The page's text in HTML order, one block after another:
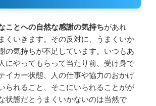
ことへの自然な感謝の気持ちがあれ
くいきます。その反対に、うまくいか
の気持ちが不足しています。いつもあ
にやってもらって当たり前、受け身で
イカー状態、人の仕事や協力のおかげ
られること、そこにいられることがが
状態だとうまくいかないのは当然で